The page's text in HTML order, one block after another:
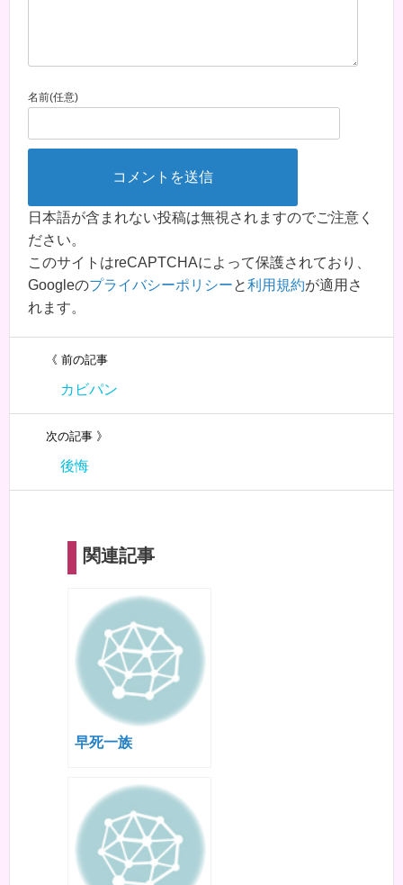
名前(任意)
日本語が含まれない投稿は無視されますのでご注意く
ださい。
このサイトはreCAPTCHAによって保護されており、
Googleのプライバシーポリシーと利用規約が適用さ
れます。
《 前の記事
カビパン
次の記事 》
後悔
関連記事
早死一族